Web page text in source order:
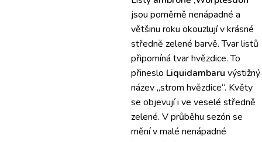
jsou poměrně nenápadné a
většinu roku okouzlují v krásné
středně zelené barvě. Tvar listů
připomíná tvar hvězdice. To
přineslo Liquidambaru výstižný
název „strom hvězdice“. Květy
se objevují i ​​ve veselé středně
zelené. V průběhu sezón se
mění v malé nenápadné